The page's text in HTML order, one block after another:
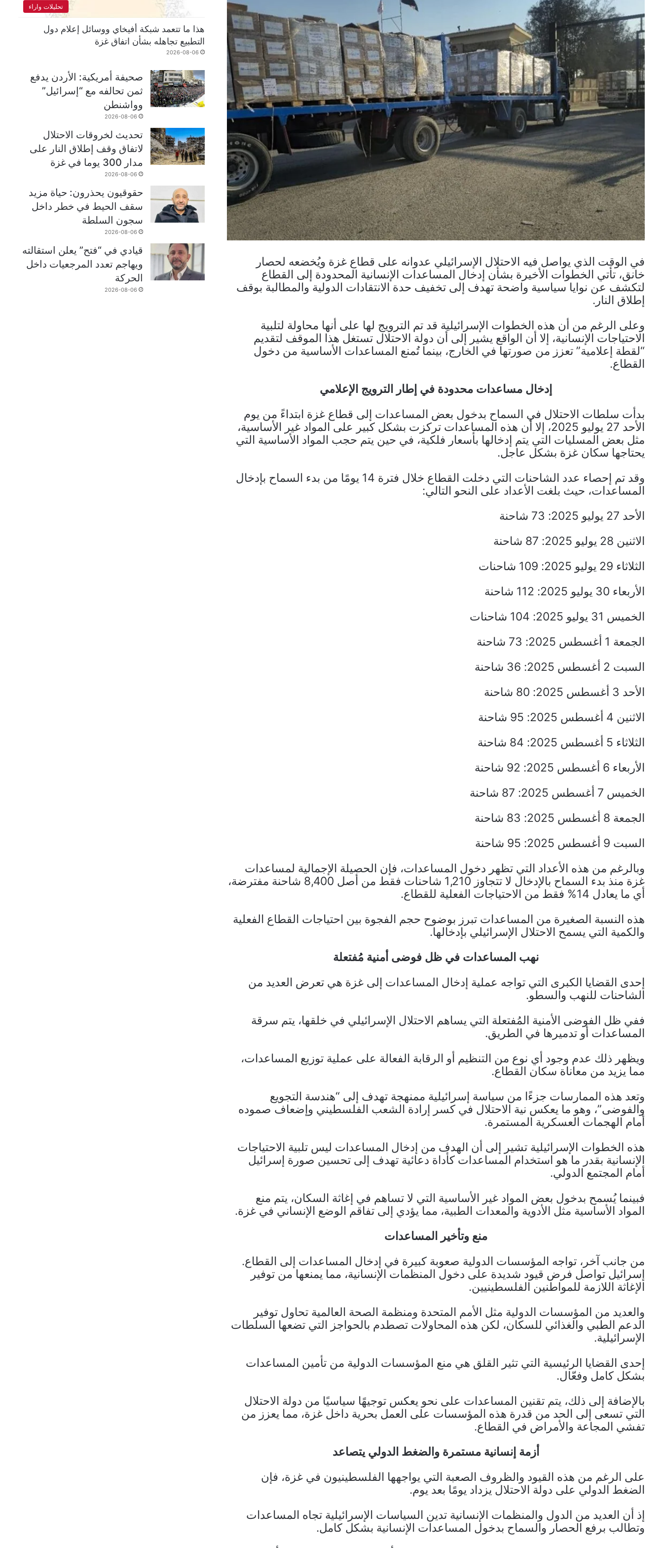
في الوقت الذي يواصل فيه الاحتلال الإسرائيلي عدوانه على قطاع غزة ويُخضعه لحصار
خانق، تأتي الخطوات الأخيرة بشأن إدخال المساعدات الإنسانية المحدودة إلى القطاع
لتكشف عن نوايا سياسية واضحة تهدف إلى تخفيف حدة الانتقادات الدولية والمطالبة بوقف
إطلاق النار.
وعلى الرغم من أن هذه الخطوات الإسرائيلية قد تم الترويج لها على أنها محاولة لتلبية
الاحتياجات الإنسانية، إلا أن الواقع يشير إلى أن دولة الاحتلال تستغل هذا الموقف لتقديم
“لقطة إعلامية” تعزز من صورتها في الخارج، بينما تُمنع المساعدات الأساسية من دخول
القطاع.
إدخال مساعدات محدودة في إطار الترويج الإعلامي
بدأت سلطات الاحتلال في السماح بدخول بعض المساعدات إلى قطاع غزة ابتداءً من يوم
الأحد 27 يوليو 2025، إلا أن هذه المساعدات تركزت بشكل كبير على المواد غير الأساسية،
مثل بعض المسليات التي يتم إدخالها بأسعار فلكية، في حين يتم حجب المواد الأساسية التي
يحتاجها سكان غزة بشكل عاجل.
وقد تم إحصاء عدد الشاحنات التي دخلت القطاع خلال فترة 14 يومًا من بدء السماح بإدخال
المساعدات، حيث بلغت الأعداد على النحو التالي:
الأحد 27 يوليو 2025: 73 شاحنة
الاثنين 28 يوليو 2025: 87 شاحنة
الثلاثاء 29 يوليو 2025: 109 شاحنات
الأربعاء 30 يوليو 2025: 112 شاحنة
الخميس 31 يوليو 2025: 104 شاحنات
الجمعة 1 أغسطس 2025: 73 شاحنة
السبت 2 أغسطس 2025: 36 شاحنة
الأحد 3 أغسطس 2025: 80 شاحنة
الاثنين 4 أغسطس 2025: 95 شاحنة
الثلاثاء 5 أغسطس 2025: 84 شاحنة
الأربعاء 6 أغسطس 2025: 92 شاحنة
الخميس 7 أغسطس 2025: 87 شاحنة
الجمعة 8 أغسطس 2025: 83 شاحنة
السبت 9 أغسطس 2025: 95 شاحنة
وبالرغم من هذه الأعداد التي تظهر دخول المساعدات، فإن الحصيلة الإجمالية لمساعدات
غزة منذ بدء السماح بالإدخال لا تتجاوز 1,210 شاحنات فقط من أصل 8,400 شاحنة مفترضة،
أي ما يعادل 14% فقط من الاحتياجات الفعلية للقطاع.
هذه النسبة الصغيرة من المساعدات تبرز بوضوح حجم الفجوة بين احتياجات القطاع الفعلية
والكمية التي يسمح الاحتلال الإسرائيلي بإدخالها.
نهب المساعدات في ظل فوضى أمنية مُفتعلة
إحدى القضايا الكبرى التي تواجه عملية إدخال المساعدات إلى غزة هي تعرض العديد من
الشاحنات للنهب والسطو.
ففي ظل الفوضى الأمنية المُفتعلة التي يساهم الاحتلال الإسرائيلي في خلقها، يتم سرقة
المساعدات أو تدميرها في الطريق.
ويظهر ذلك عدم وجود أي نوع من التنظيم أو الرقابة الفعالة على عملية توزيع المساعدات،
مما يزيد من معاناة سكان القطاع.
وتعد هذه الممارسات جزءًا من سياسة إسرائيلية ممنهجة تهدف إلى “هندسة التجويع
والفوضى”، وهو ما يعكس نية الاحتلال في كسر إرادة الشعب الفلسطيني وإضعاف صموده
أمام الهجمات العسكرية المستمرة.
هذه الخطوات الإسرائيلية تشير إلى أن الهدف من إدخال المساعدات ليس تلبية الاحتياجات
الإنسانية بقدر ما هو استخدام المساعدات كأداة دعائية تهدف إلى تحسين صورة إسرائيل
أمام المجتمع الدولي.
فبينما يُسمح بدخول بعض المواد غير الأساسية التي لا تساهم في إغاثة السكان، يتم منع
المواد الأساسية مثل الأدوية والمعدات الطبية، مما يؤدي إلى تفاقم الوضع الإنساني في غزة.
منع وتأخير المساعدات
من جانب آخر، تواجه المؤسسات الدولية صعوبة كبيرة في إدخال المساعدات إلى القطاع.
إسرائيل تواصل فرض قيود شديدة على دخول المنظمات الإنسانية، مما يمنعها من توفير
الإغاثة اللازمة للمواطنين الفلسطينيين.
والعديد من المؤسسات الدولية مثل الأمم المتحدة ومنظمة الصحة العالمية تحاول توفير
الدعم الطبي والغذائي للسكان، لكن هذه المحاولات تصطدم بالحواجز التي تضعها السلطات
الإسرائيلية.
إحدى القضايا الرئيسية التي تثير القلق هي منع المؤسسات الدولية من تأمين المساعدات
بشكل كامل وفعّال.
بالإضافة إلى ذلك، يتم تقنين المساعدات على نحو يعكس توجيهًا سياسيًا من دولة الاحتلال
التي تسعى إلى الحد من قدرة هذه المؤسسات على العمل بحرية داخل غزة، مما يعزز من
تفشي المجاعة والأمراض في القطاع.
أزمة إنسانية مستمرة والضغط الدولي يتصاعد
على الرغم من هذه القيود والظروف الصعبة التي يواجهها الفلسطينيون في غزة، فإن
الضغط الدولي على دولة الاحتلال يزداد يومًا بعد يوم.
إذ أن العديد من الدول والمنظمات الإنسانية تدين السياسات الإسرائيلية تجاه المساعدات
وتطالب برفع الحصار والسماح بدخول المساعدات الإنسانية بشكل كامل.
تحليلات واراء
هذا ما تتعمد شبكة أفيخاي ووسائل إعلام دول
التطبيع تجاهله بشأن اتفاق غزة
2026-08-06
صحيفة أمريكية: الأردن يدفع
ثمن تحالفه مع “إسرائيل”
وواشنطن
2026-08-06
تحديث لخروقات الاحتلال
لاتفاق وقف إطلاق النار على
مدار 300 يوما في غزة
2026-08-06
حقوقيون يحذرون: حياة مزيد
سقف الحيط في خطر داخل
سجون السلطة
2026-08-06
قيادي في “فتح” يعلن استقالته
ويهاجم تعدد المرجعيات داخل
الحركة
2026-08-06